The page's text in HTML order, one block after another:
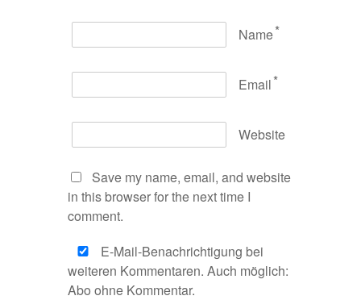
Name*
Email*
Website
Save my name, email, and website
in this browser for the next time I
comment.
E-Mail-Benachrichtigung bei
weiteren Kommentaren. Auch möglich:
Abo ohne Kommentar.